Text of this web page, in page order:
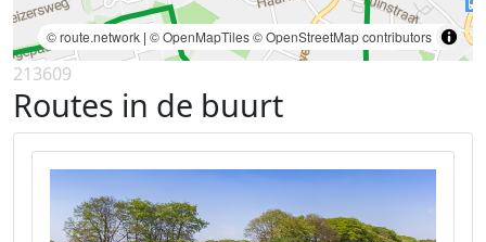
© route.network | © OpenMapTiles© OpenStreetMap contributors
213609
Routes in de buurt